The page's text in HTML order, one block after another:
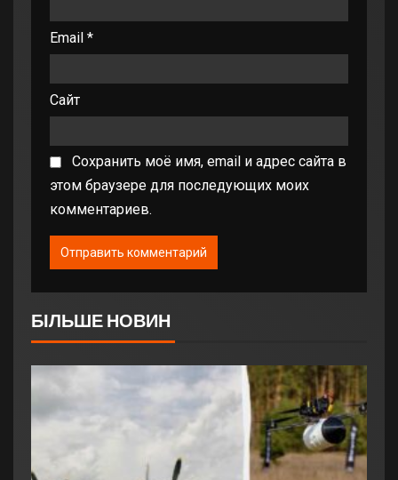
Email *
Сайт
Сохранить моё имя, email и адрес сайта в
этом браузере для последующих моих
комментариев.
БІЛЬШЕ НОВИН